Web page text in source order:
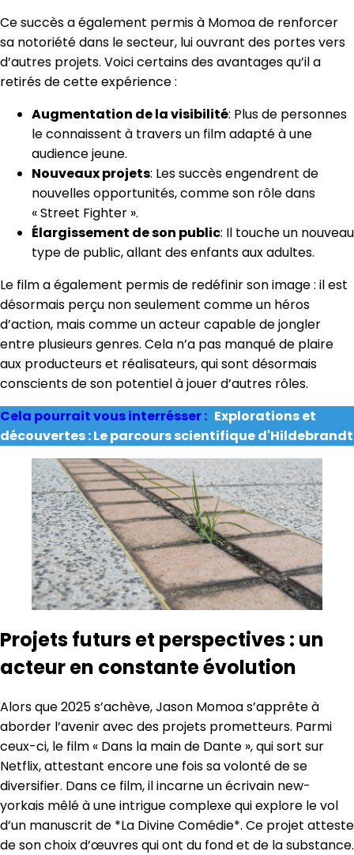
Ce succès a également permis à Momoa de renforcer
sa notoriété dans le secteur, lui ouvrant des portes vers
d’autres projets. Voici certains des avantages qu’il a
retirés de cette expérience :
Augmentation de la visibilité: Plus de personnes
le connaissent à travers un film adapté à une
audience jeune.
Nouveaux projets: Les succès engendrent de
nouvelles opportunités, comme son rôle dans
« Street Fighter ».
Élargissement de son public: Il touche un nouveau
type de public, allant des enfants aux adultes.
Le film a également permis de redéfinir son image : il est
désormais perçu non seulement comme un héros
d’action, mais comme un acteur capable de jongler
entre plusieurs genres. Cela n’a pas manqué de plaire
aux producteurs et réalisateurs, qui sont désormais
conscients de son potentiel à jouer d’autres rôles.
Cela pourrait vous interrésser : Explorations et
découvertes : Le parcours scientifique d'Hildebrandt
Projets futurs et perspectives : un
acteur en constante évolution
Alors que 2025 s’achève, Jason Momoa s’apprête à
aborder l’avenir avec des projets prometteurs. Parmi
ceux-ci, le film « Dans la main de Dante », qui sort sur
Netflix, attestant encore une fois sa volonté de se
diversifier. Dans ce film, il incarne un écrivain new-
yorkais mêlé à une intrigue complexe qui explore le vol
d’un manuscrit de *La Divine Comédie*. Ce projet atteste
de son choix d’œuvres qui ont du fond et de la substance.